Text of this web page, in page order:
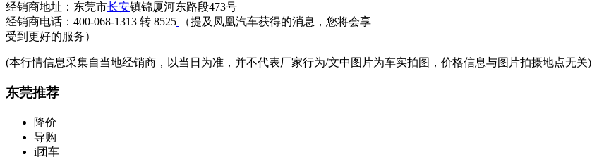
经销商地址：东莞市长安镇锦厦河东路段473号
经销商电话：400-068-1313 转 8525
（提及凤凰汽车获得的消息，您将会享
受到更好的服务）
(本行情信息采集自当地经销商，以当日为准，并不代表厂家行为/文中图片为车实拍图，价格信息与图片拍摄地点无关)
东莞推荐
降价
导购
i团车